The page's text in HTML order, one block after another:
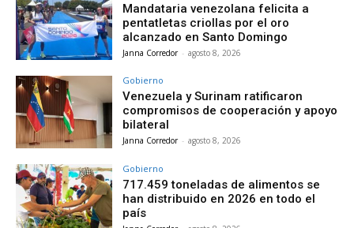
Mandataria venezolana felicita a
pentatletas criollas por el oro
alcanzado en Santo Domingo
Janna Corredor - agosto 8, 2026
Gobierno
Venezuela y Surinam ratificaron
compromisos de cooperación y apoyo
bilateral
Janna Corredor - agosto 8, 2026
Gobierno
717.459 toneladas de alimentos se
han distribuido en 2026 en todo el
país